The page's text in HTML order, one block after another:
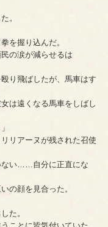
。
を握り込んだ。
の涙が減らせるは
り飛ばしたが、馬車はす
は遠くなる馬車をしばし
リアーヌが残された召使
ない……自分に正直にな
の顔を見合った。
た。